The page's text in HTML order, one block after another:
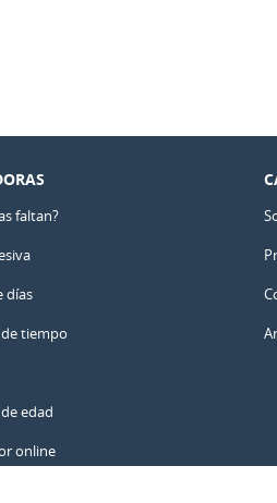
faltan?
días
tiempo
edad
online